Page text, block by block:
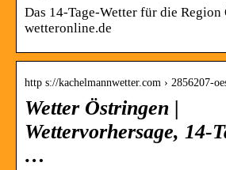
Das 14-Tage-Wetter für die
wetteronline.de
http s://kachelmannwetter.com › 2856207-
Wetter Östringen |
Wettervorhersage, 14-
…